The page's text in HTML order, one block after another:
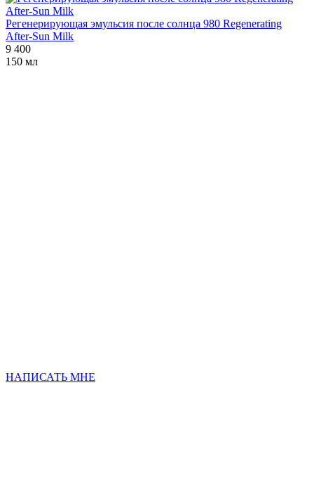
Регенерирующая эмульсия после солнца 980 Regenerating
After-Sun Milk
9 400
150 мл
НАПИСАТЬ МНЕ